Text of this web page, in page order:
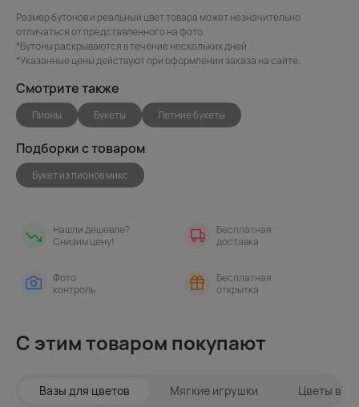
Размер бутонов и реальный цвет товара может незначительно
отличаться от представленного на фото.
*Бутоны раскрываются в течение нескольких дней.
*Указанные цены действуют при оформлении заказа на сайте.
Смотрите также
Пионы Букеты Летние букеты
Подборки с товаром
Букет из пионов микс
Нашли дешевле?
Снизим цену!
Бесплатная
доставка
Фото
контроль
Бесплатная
открытка
С этим товаром покупают
Вазы для цветов Мягкие игрушки Цветы в